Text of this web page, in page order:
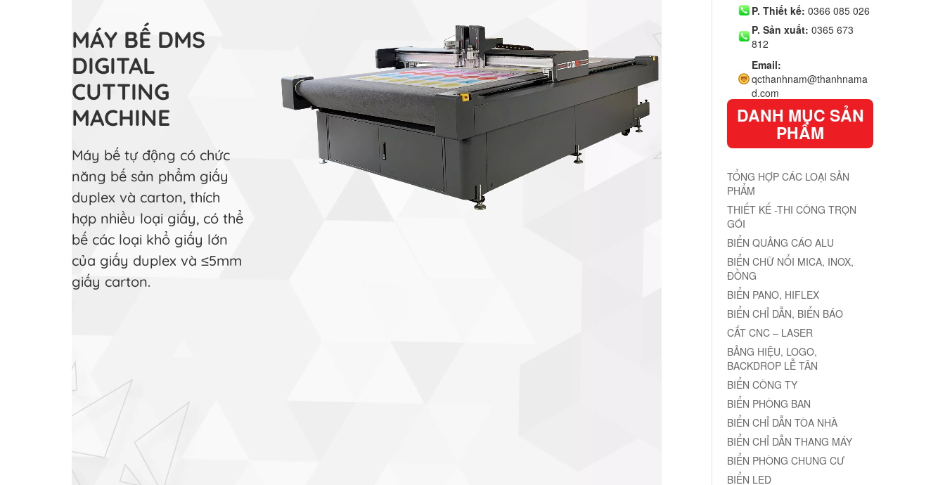
MÁY BẾ DMS
DIGITAL
CUTTING
MACHINE
Máy bế tự động có chức
năng bế sản phẩm giấy
duplex và carton, thích
hợp nhiều loại giấy, có thể
bế các loại khổ giấy lớn
của giấy duplex và ≤5mm
giấy carton.
P. Thiết kế: 0366 085 026
P. Sản xuất: 0365 673
812
Email:
qcthanhnam@thanhnama
d.com
DANH MỤC SẢN
PHẨM
TỔNG HỢP CÁC LOẠI SẢN
PHẨM
THIẾT KẾ -THI CÔNG TRỌN
GÓI
BIỂN QUẢNG CÁO ALU
BIỂN CHỮ NỔI MICA, INOX,
ĐỒNG
BIỂN PANO, HIFLEX
BIỂN CHỈ DẪN, BIỂN BÁO
CẮT CNC – LASER
BẢNG HIỆU, LOGO,
BACKDROP LỄ TÂN
BIỂN CÔNG TY
BIỂN PHÒNG BAN
BIỂN CHỈ DẪN TÒA NHÀ
BIỂN CHỈ DẪN THANG MÁY
BIỂN PHÒNG CHUNG CƯ
BIỂN LED